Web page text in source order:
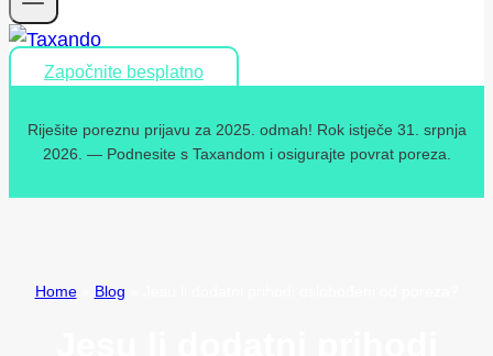
Započnite besplatno
Riješite poreznu prijavu za 2025. odmah! Rok istječe 31. srpnja
2026. — Podnesite s Taxandom i osigurajte povrat poreza.
Home» Blog